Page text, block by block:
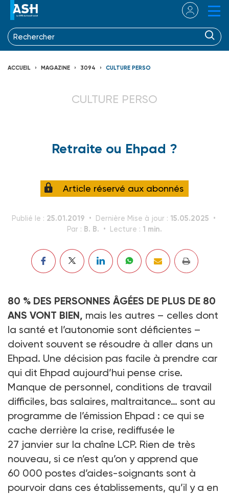
ACCUEIL MAGAZINE 3094 CULTURE PERSO
CULTURE PERSO
Retraite ou Ehpad ?
Article réservé aux abonnés
Publié le : 25.01.2019 Dernière Mise à jour : 15.05.2025
Par : B. B. Lecture : 1 min.
80 % DES PERSONNES ÂGÉES DE PLUS DE 80
ANS VONT BIEN, mais les autres – celles dont
la santé et l’autonomie sont déficientes –
doivent souvent se résoudre à aller dans un
Ehpad. Une décision pas facile à prendre car
qui dit Ehpad aujourd’hui pense crise.
Manque de personnel, conditions de travail
difficiles, bas salaires, maltraitance… sont au
programme de l’émission Ehpad : ce qui se
cache derrière la crise, rediffusée le
27 janvier sur la chaîne LCP. Rien de très
nouveau, si ce n’est qu’on y apprend que
60 000 postes d’aides-soignants sont à
pourvoir dans ces établissements, qu’il y a en